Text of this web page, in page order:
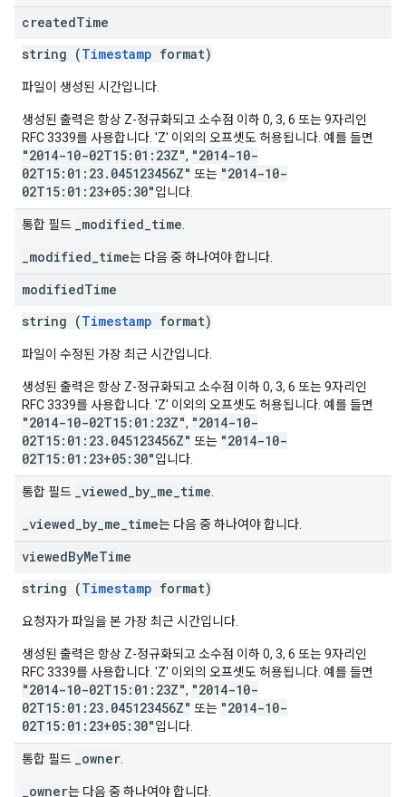
createdTime
string (Timestamp format)
파일이 생성된 시간입니다.
생성된 출력은 항상 Z-정규화되고 소수점 이하 0, 3, 6 또는 9자리인
RFC 3339를 사용합니다. 'Z' 이외의 오프셋도 허용됩니다. 예를 들면
"2014-10-02T15:01:23Z", "2014-10-
02T15:01:23.045123456Z" 또는 "2014-10-
02T15:01:23+05:30"입니다.
통합 필드 _modified_time
_modified_time는 다음 중 하나여야 합니다.
modifiedTime
string (Timestamp format)
파일이 수정된 가장 최근 시간입니다.
생성된 출력은 항상 Z-정규화되고 소수점 이하 0, 3, 6 또는 9자리인
RFC 3339를 사용합니다. 'Z' 이외의 오프셋도 허용됩니다. 예를 들면
"2014-10-02T15:01:23Z", "2014-10-
02T15:01:23.045123456Z" 또는 "2014-10-
02T15:01:23+05:30"입니다.
통합 필드 _viewed_by_me_time
_viewed_by_me_time는 다음 중 하나여야 합니다.
viewedByMeTime
string (Timestamp format)
요청자가 파일을 본 가장 최근 시간입니다.
생성된 출력은 항상 Z-정규화되고 소수점 이하 0, 3, 6 또는 9자리인
RFC 3339를 사용합니다. 'Z' 이외의 오프셋도 허용됩니다. 예를 들면
"2014-10-02T15:01:23Z", "2014-10-
02T15:01:23.045123456Z" 또는 "2014-10-
02T15:01:23+05:30"입니다.
통합 필드 _owner
_owner는 다음 중 하나여야 합니다.